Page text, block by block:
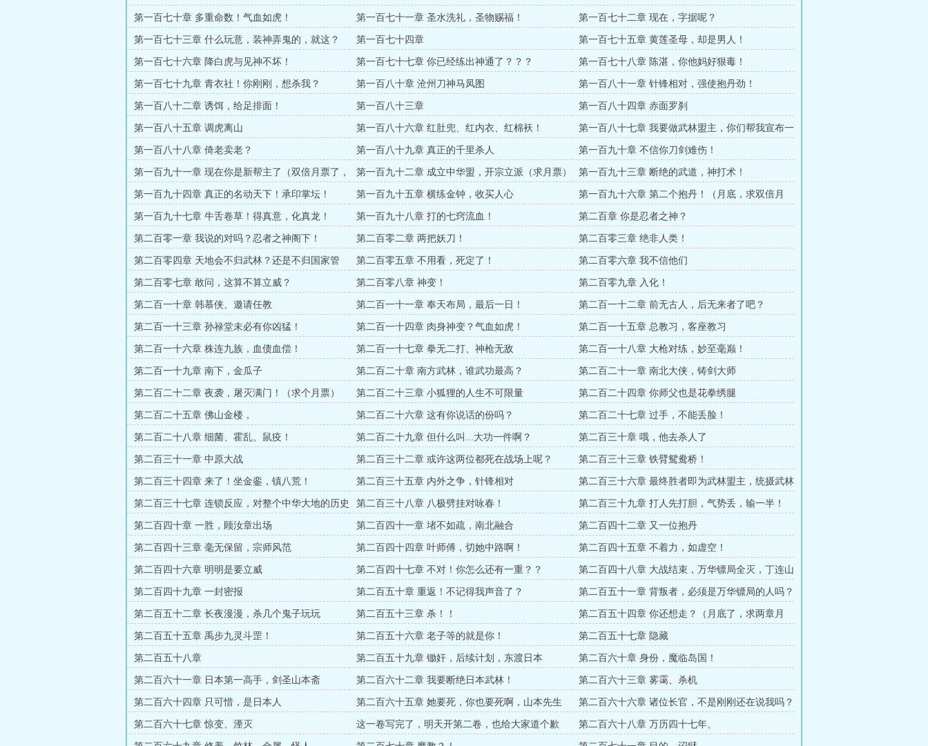
第一百七十章 多重命数！气血如虎！ 第一百七十一章 圣水洗礼，圣物赐福！ 第一百七十二章 现在，字据呢？
第一百七十三章 什么玩意，装神弄鬼的，就这？ 第一百七十四章 第一百七十五章 黄莲圣母，却是男人！
第一百七十六章 降白虎与见神不坏！ 第一百七十七章 你已经练出神通了？？？ 第一百七十八章 陈湛，你他妈好狠毒！
第一百七十九章 青衣社！你刚刚，想杀我？ 第一百八十章 沧州刀神马凤图 第一百八十一章 针锋相对，强使抱丹劲！
第一百八十二章 诱饵，给足排面！ 第一百八十三章 第一百八十四章 赤面罗刹
第一百八十五章 调虎离山 第一百八十六章 红肚兜、红内衣、红棉袄！
第一百八十七章 我要做武林盟主，你们帮我宣布一
下。
第一百八十八章 倚老卖老？ 第一百八十九章 真正的千里杀人 第一百九十章 不信你刀剑难伤！
第一百九十一章 现在你是新帮主了（双倍月票了，
求月票，白天还有）
第一百九十二章 成立中华盟，开宗立派（求月票） 第一百九十三章 断绝的武道，神打术！
第一百九十四章 真正的名动天下！承印掌坛！ 第一百九十五章 横练金钟，收买人心
第一百九十六章 第二个抱丹！（月底，求双倍月
票）
第一百九十七章 牛舌卷草！得真意，化真龙！ 第一百九十八章 打的七窍流血！ 第二百章 你是忍者之神？
第二百零一章 我说的对吗？忍者之神阁下！ 第二百零二章 两把妖刀！ 第二百零三章 绝非人类！
第二百零四章 天地会不归武林？还是不归国家管
理？
第二百零五章 不用看，死定了！ 第二百零六章 我不信他们
第二百零七章 敢问，这算不算立威？ 第二百零八章 神变！ 第二百零九章 入化！
第二百一十章 韩慕侠、邀请任教 第二百一十一章 奉天布局，最后一日！ 第二百一十二章 前无古人，后无来者了吧？
第二百一十三章 孙禄堂未必有你凶猛！ 第二百一十四章 肉身神变？气血如虎！ 第二百一十五章 总教习，客座教习
第二百一十六章 株连九族，血债血偿！ 第二百一十七章 拳无二打、神枪无敌 第二百一十八章 大枪对练，妙至毫巅！
第二百一十九章 南下，金瓜子 第二百二十章 南方武林，谁武功最高？ 第二百二十一章 南北大侠，铸剑大师
第二百二十二章 夜袭，屠灭满门！（求个月票） 第二百二十三章 小狐狸的人生不可限量 第二百二十四章 你师父也是花拳绣腿
第二百二十五章 佛山金楼， 第二百二十六章 这有你说话的份吗？ 第二百二十七章 过手，不能丢脸！
第二百二十八章 细菌、霍乱、鼠疫！ 第二百二十九章 但什么叫...大功一件啊？ 第二百三十章 哦，他去杀人了
第二百三十一章 中原大战 第二百三十二章 或许这两位都死在战场上呢？ 第二百三十三章 铁臂鸳鸯桥！
第二百三十四章 来了！坐金銮，镇八荒！ 第二百三十五章 内外之争，针锋相对 第二百三十六章 最终胜者即为武林盟主，统摄武林
第二百三十七章 连锁反应，对整个中华大地的历史
格局
第二百三十八章 八极劈挂对咏春！ 第二百三十九章 打人先打胆，气势丢，输一半！
第二百四十章 一胜，顾汝章出场 第二百四十一章 堵不如疏，南北融合 第二百四十二章 又一位抱丹
第二百四十三章 毫无保留，宗师风范 第二百四十四章 叶师傅，切她中路啊！ 第二百四十五章 不着力，如虚空！
第二百四十六章 明明是要立威 第二百四十七章 不对！你怎么还有一重？？
第二百四十八章 大战结束，万华镖局全灭，丁连山
身死
第二百四十九章 一封密报 第二百五十章 重返！不记得我声音了？ 第二百五十一章 背叛者，必须是万华镖局的人吗？
第二百五十二章 长夜漫漫，杀几个鬼子玩玩 第二百五十三章 杀！！
第二百五十四章 你还想走？（月底了，求两章月
票）
第二百五十五章 禹步九灵斗罡！ 第二百五十六章 老子等的就是你！ 第二百五十七章 隐藏
第二百五十八章 第二百五十九章 锄奸，后续计划，东渡日本 第二百六十章 身份，魔临岛国！
第二百六十一章 日本第一高手，剑圣山本斋 第二百六十二章 我要断绝日本武林！ 第二百六十三章 雾霭、杀机
第二百六十四章 只可惜，是日本人 第二百六十五章 她要死，你也要死啊，山本先生 第二百六十六章 诸位长官，不是刚刚还在说我吗？
第二百六十七章 惊变、湮灭 这一卷写完了，明天开第二卷，也给大家道个歉 第二百六十八章 万历四十七年、